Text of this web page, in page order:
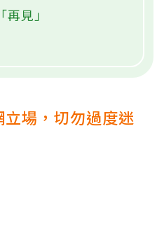
見」
場，切勿過度迷